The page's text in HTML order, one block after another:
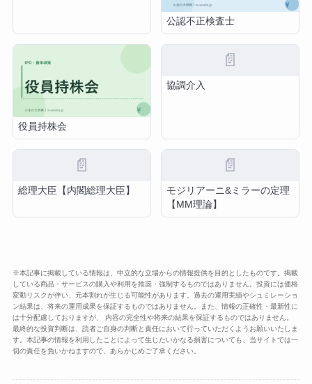
公認不正検査士
役員持株会
📄
協調介入
📄
総理大臣【内閣総理大臣】
📄
モジリアーニ&ミラーの定理
【MM理論】
※本記事に掲載している情報は、中立的な立場からの情報提供を目的としたものです。掲載
している商品・サービスの購入や利用を推奨・強制するものではありません。投資には価格
変動リスクが伴い、元本割れが生じる可能性があります。過去の運用実績やシュミレーショ
ン結果は、将来の運用成果を保証するものではありません。また、情報の正確性・最新性に
は十分配慮しておりますが、 内容の完全性や将来の結果を保証するものではありません。
最終的な投資判断は、読者ご自身の判断と責任において行っていただくようお願いいたしま
す。本記事の情報を利用したことによって生じたいかなる損害についても、当サイトでは一
切の責任を負いかねますので、あらかじめご了承ください。